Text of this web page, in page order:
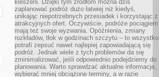
kieszeni. Dzięki tym źródłom można dziś
zaplanować podróż dużo łatwiej niż kiedyś,
unikając niepotrzebnych przesiadek i korzystając z
atrakcyjnych ofert. Oczywiście, podróże pociągiem
mają też swoje wyzwania. Opóźnienia, zmiany
rozkładów, tłok w godzinach szczytu – to wszystko
potrafi zepsuć nawet najlepiej zapowiadającą się
podróż. Jednak wiele z tych problemów da się
zminimalizować, jeśli odpowiednio podejdziemy do
planowania. Warto sprawdzać aktualne informacje,
wybierać mniej obciążone terminy, a w razie